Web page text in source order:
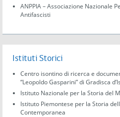
ANPPIA – Associazione Nazionale
Antifascisti
Istituti Storici
Centro isontino di ricerca e
“Leopoldo Gasparini” di Gradisca
Istituto Nazionale per la Storia del
Istituto Piemontese per la Storia
Contemporanea